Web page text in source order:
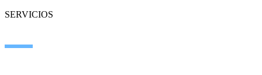
SERVICIOS